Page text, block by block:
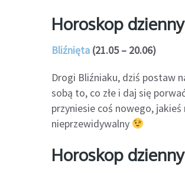
Horoskop
Bliźnięta (21.05 – 20.06)
Drogi Bliźniaku, dziś postaw
sobą to, co złe i daj się
przyniesie coś nowego,
nieprzewidywalny
Horoskop